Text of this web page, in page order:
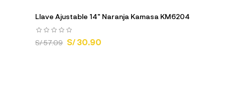
Llave Ajustable 14" Naranja Kamasa KM6204
S/ 57.09 S/ 30.90